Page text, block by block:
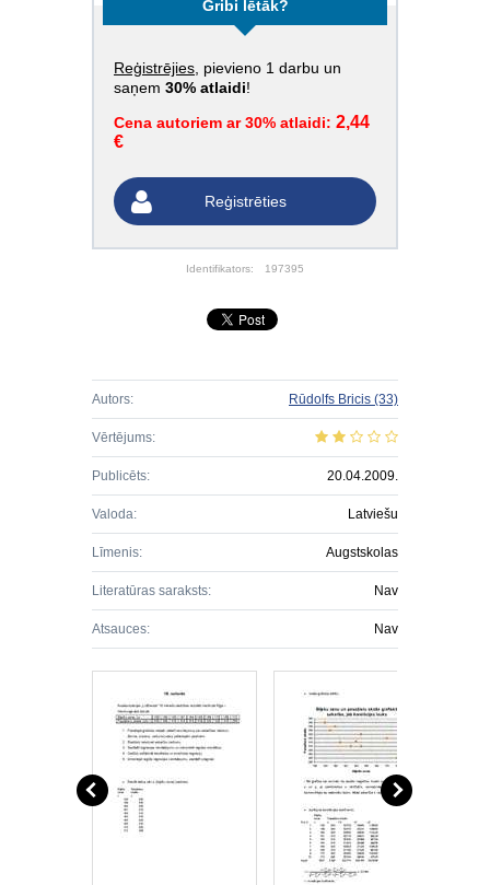
Gribi lētāk?
Reģistrējies , pievieno 1 darbu un
saņem 30% atlaidi!
Cena autoriem ar 30% atlaidi: 2,44
€
Reģistrēties
Identifikators: 197395
Autors: Rūdolfs Bricis (33)
Vērtējums:
Publicēts: 20.04.2009.
Valoda: Latviešu
Līmenis: Augstskolas
Literatūras saraksts: Nav
Atsauces: Nav